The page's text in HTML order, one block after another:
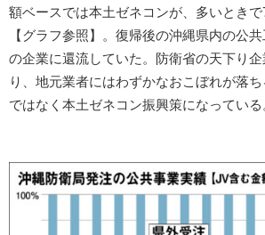
額ベースでは本土ゼネコンが、多いとき
【グラフ参照】。復帰後の沖縄県内の公
の企業に還流していた。防衛省の天下り
り、地元業者にはわずかなおこぼれが落
ではなく本土ゼネコン振興策になっている